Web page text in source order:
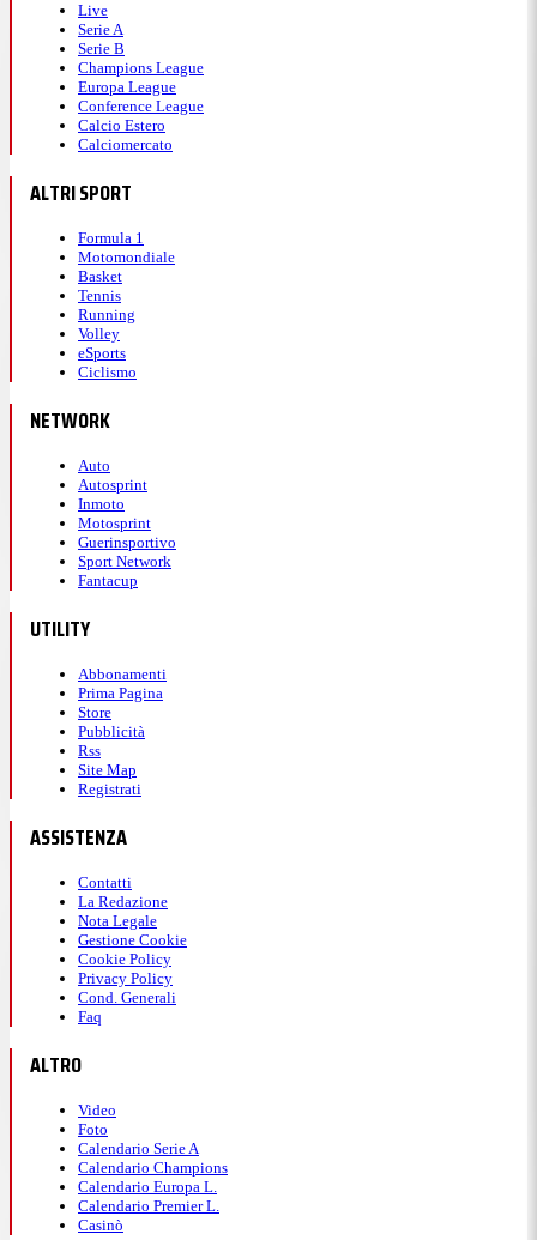
Live
Serie A
Serie B
Champions League
Europa League
Conference League
Calcio Estero
Calciomercato
ALTRI SPORT
Formula 1
Motomondiale
Basket
Tennis
Running
Volley
eSports
Ciclismo
NETWORK
Auto
Autosprint
Inmoto
Motosprint
Guerinsportivo
Sport Network
Fantacup
UTILITY
Abbonamenti
Prima Pagina
Store
Pubblicità
Rss
Site Map
Registrati
ASSISTENZA
Contatti
La Redazione
Nota Legale
Gestione Cookie
Cookie Policy
Privacy Policy
Cond. Generali
Faq
ALTRO
Video
Foto
Calendario Serie A
Calendario Champions
Calendario Europa L.
Calendario Premier L.
Casinò